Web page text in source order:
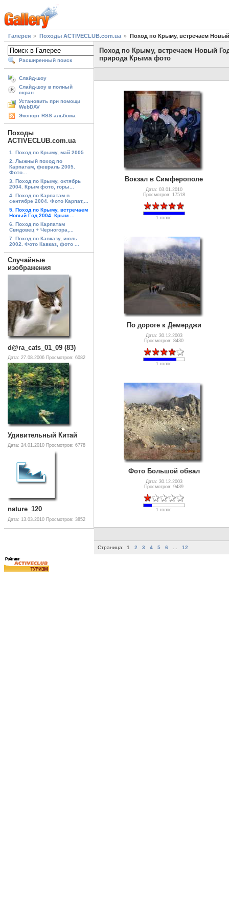
Галерея Походы ACTIVECLUB.com.ua Поход по Крыму, встречаем
Расширенный поиск
Слайд-шоу
Слайд-шоу в полный
экран
Установить при помощи
WebDAV
Экспорт RSS альбома
Походы
ACTIVECLUB.com.ua
1. Поход по Крыму, май 2005
2. Лыжный поход по
Карпатам, февраль 2005.
Фото...
3. Поход по Крыму, октябрь
2004. Крым фото, горы...
4. Поход по Карпатам в
сентябре 2004. Фото Карпат,...
5. Поход по Крыму, встречаем
Новый Год 2004. Крым ...
6. Поход по Карпатам
Свидовец + Черногора,...
7. Поход по Кавказу, июль
2002. Фото Кавказ, фото ...
Случайные
изображения
d@ra_cats_01_09 (83)
Дата: 27.08.2006 Просмотров: 6082
Удивительный Китай
Дата: 24.01.2010 Просмотров: 6778
nature_120
Дата: 13.03.2010 Просмотров: 3852
Поход по Крыму, встречаем Новый
природа Крыма фото
Вокзал в Симферополе
Дата: 03.01.2010
Просмотров: 17518
1 голос
По дороге к Демерджи
Дата: 30.12.2003
Просмотров: 8430
1 голос
Фото Большой обвал
Дата: 30.12.2003
Просмотров: 9439
1 голос
Страница: 1 2 3 4 5 6 12